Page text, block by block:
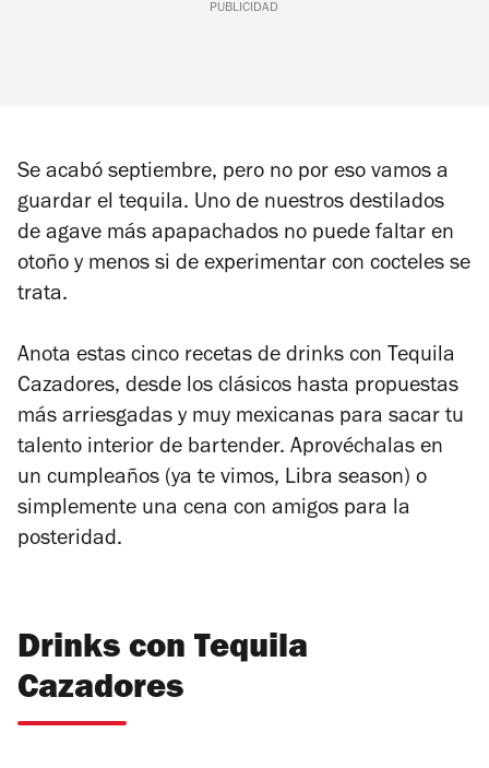
PUBLICIDAD
Se acabó septiembre, pero no por eso vamos a
guardar el tequila. Uno de nuestros destilados
de agave más apapachados no puede faltar en
otoño y menos si de experimentar con cocteles se
trata.
Anota estas cinco recetas de drinks con Tequila
Cazadores, desde los clásicos hasta propuestas
más arriesgadas y muy mexicanas para sacar tu
talento interior de bartender. Aprovéchalas en
un cumpleaños (ya te vimos, Libra season) o
simplemente una cena con amigos para la
posteridad.
Drinks con Tequila
Cazadores